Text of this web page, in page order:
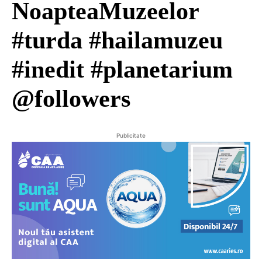
NoapteaMuzeelor
#turda #hailamuzeu
#inedit #planetarium
@followers
Publicitate